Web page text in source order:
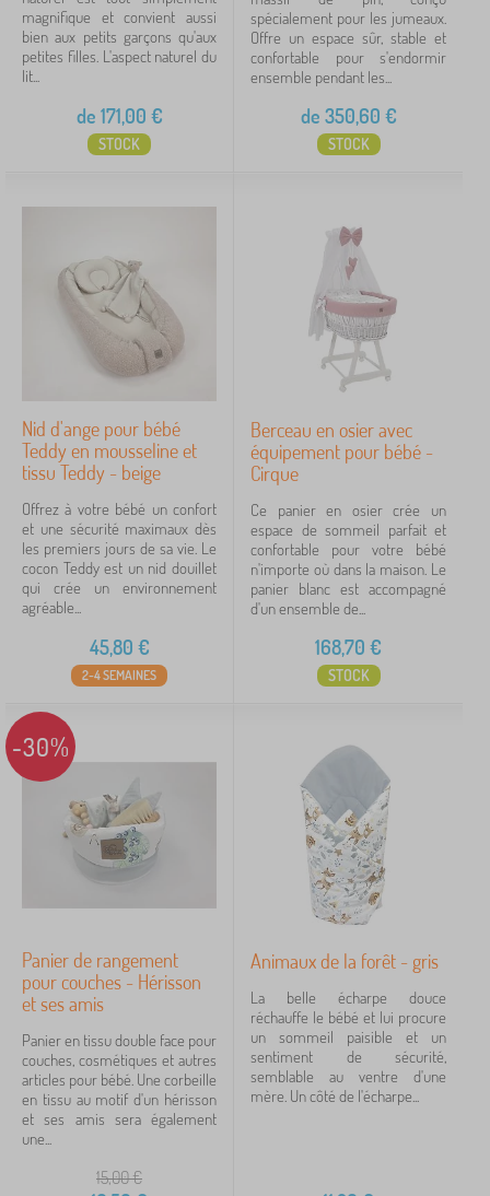
magnifique et convient aussi
bien aux petits garçons qu'aux
petites filles. L'aspect naturel du
lit...
de 171,00 €
STOCK
spécialement pour les jumeaux.
Offre un espace sûr, stable et
confortable pour s'endormir
ensemble pendant les...
de 350,60 €
STOCK
Nid d'ange pour bébé
Teddy en mousseline et
tissu Teddy - beige
Offrez à votre bébé un confort
et une sécurité maximaux dès
les premiers jours de sa vie. Le
cocon Teddy est un nid douillet
qui crée un environnement
agréable...
45,80 €
2-4 SEMAINES
Berceau en osier avec
équipement pour bébé -
Cirque
Ce panier en osier crée un
espace de sommeil parfait et
confortable pour votre bébé
n'importe où dans la maison. Le
panier blanc est accompagné
d'un ensemble de...
168,70 €
STOCK
-30%
Panier de rangement
pour couches - Hérisson
et ses amis
Panier en tissu double face pour
couches, cosmétiques et autres
articles pour bébé. Une corbeille
en tissu au motif d'un hérisson
et ses amis sera également
une...
15,00€
Animaux de la forêt - gris
La belle écharpe douce
réchauffe le bébé et lui procure
un sommeil paisible et un
sentiment de sécurité,
semblable au ventre d'une
mère. Un côté de l'écharpe...